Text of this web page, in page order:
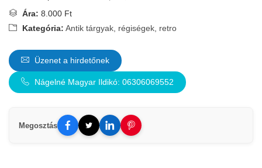
Ára: 8.000 Ft
Kategória: Antik tárgyak, régiségek, retro
Üzenet a hirdetőnek
Nágelné Magyar Ildikó: 06306069552
Megosztás